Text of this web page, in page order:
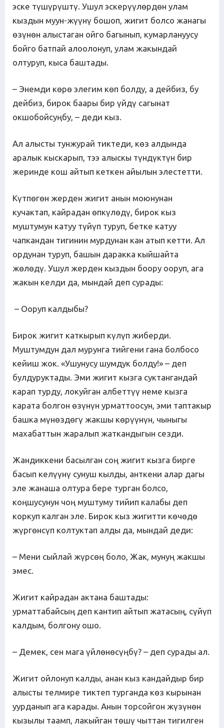
эске түшүрүштү. Ушул эскерүүлөрдөн улам
кыздын муун-жүүнү бошоп, жигит болсо жанагы
өзүнөн алыстаган ойго багынып, кумарлануусу
бойго батпай алоолонуп, улам жакындай
олтуруп, кыса баштады.
– Энемди көрө элегим көп болду, а дейбиз, бу
дейбиз, бирок баары бир үйдү сагынат
окшобойсуңбу, – деди кыз.
Ал алысты тунжурай тиктеди, көз алдында
аралык кыскарып, тээ алыскы түндүктүн бир
жеринде кош айтып кеткен айылын элестетти.
Күтпөгөн жерден жигит анын моюнунан
кучактап, кайрадан өпкүлөдү, бирок кыз
муштумун катуу түйүп туруп, бетке катуу
чапкандан тигинин мурдунан кан атып кетти. Ал
ордунан туруп, башын даракка кыйшайта
жөлөдү. Ушул жерден кыздын боору ооруп, ага
жакын келди да, мындай деп сурады:
– Ооруп калдыбы?
Бирок жигит каткырып күлүп жиберди.
Муштумдун дал мурунга тийгени гана болбосо
кейиш жок. «Ушунусу шумдук болду!» – деп
булдуруктады. Эми жигит кызга суктангандай
карап турду, локуйган албеттүү неме кызга
карата болгон өзүнүн урматтоосун, эми таптакыр
башка мүнөздөгү жакшы көрүүнүн, чыныгы
махабаттын жаралып жаткандыгын сезди.
Жандиккени басылган соң жигит кызга бирге
басып келүүнү сунуш кылды, анткени алар дагы
эле жанаша олтура бере турган болсо,
коңшусунун чоң муштуму тийип калабы деп
коркуп калган эле. Бирок кыз жигитти көчөдө
жүргөнсүп колтуктап алды да, мындай деди:
– Мени сыйлай жүрсөң боло, Жак, мунуң жакшы
эмес.
Жигит кайрадан актана баштады:
урматтабайсың деп кантип айтып жатасың, сүйүп
калдым, болгону ошо.
– Демек, сен мага үйлөнөсүңбү? – деп сурады ал.
Жигит ойлонуп калды, анан кыз кандайдыр бир
алысты телмире тиктеп турганда көз кырынан
уурданып ага карады. Анын торсойгон жүзүнөн
кызылы таамп, лакыйган төшү чыттан тигилген